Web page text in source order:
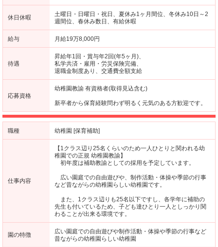
休日休暇
土曜日・日曜日・祝日、夏休み1ヶ月間位、冬休み10日～2
週間位、春休み数日、有給休暇
給与 月給19万8,000円
待遇
昇給年1回・賞与年2回(年5ヶ月)、
私学共済・雇用・労災保険完備、
退職金制度あり、交通費全額支給
応募資格
幼稚園教諭 有資格者(取得見込含む)
新卒者から保育経験問わず明るく元気のある方歓迎です。
職種 幼稚園 [保育補助]
仕事内容
【1クラス辺り25名くらいのため一人ひとりと関われる幼
稚園での正規 幼稚園教諭】
初年度は補助教諭としての採用を予定しています。
広い園庭での自由遊びや、制作活動・体操や季節の行事
など昔ながらの幼稚園らしい幼稚園です。
また、1クラス辺りも25名以下ですし、各学年に補助の
先生も付いているため、子ども達ひとり一人としっかり関
わることが出来る環境です。
園の特徴
広い園庭での自由遊びや制作活動・体操や季節の行事など
昔ながらの幼稚園らしい幼稚園